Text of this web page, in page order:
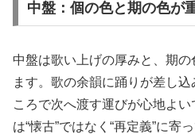
中盤：個の色と期の色が
中盤は歌い上げの厚みと、期
ます。歌の余韻に踊りが差し
ころで次へ渡す運びが心地よ
は“懐古”ではなく“再定義”に寄